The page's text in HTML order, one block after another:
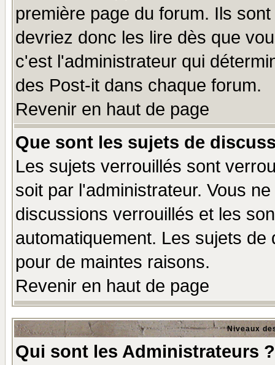
première page du forum. Ils
devriez donc les lire dès que
c'est l'administrateur qui
des Post-it dans chaque forum.
Revenir en haut de page
Que sont les sujets de
Les sujets verrouillés sont
soit par l'administrateur. Vous
discussions verrouillés et les
automatiquement. Les sujets
pour de maintes raisons.
Revenir en haut de page
Niveaux
Qui sont les Administrateurs ?